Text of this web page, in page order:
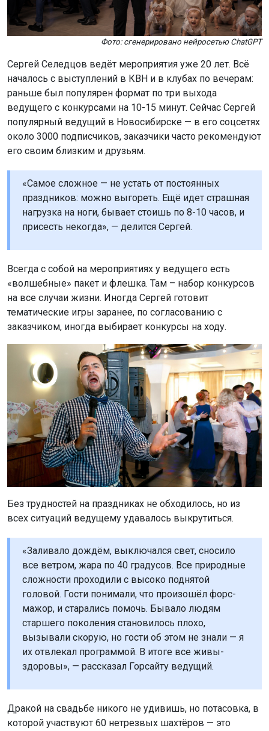
Фото: сгенерировано нейросетью ChatGPT
Сергей Селедцов ведёт мероприятия уже 20 лет. Всё
началось с выступлений в КВН и в клубах по вечерам:
раньше был популярен формат по три выхода
ведущего с конкурсами на 10-15 минут. Сейчас Сергей
популярный ведущий в Новосибирске — в его соцсетях
около 3000 подписчиков, заказчики часто рекомендуют
его своим близким и друзьям.
«Самое сложное — не устать от постоянных
праздников: можно выгореть. Ещё идет страшная
нагрузка на ноги, бывает стоишь по 8-10 часов, и
присесть некогда», — делится Сергей.
Всегда с собой на мероприятиях у ведущего есть
«волшебные» пакет и флешка. Там – набор конкурсов
на все случаи жизни. Иногда Сергей готовит
тематические игры заранее, по согласованию с
заказчиком, иногда выбирает конкурсы на ходу.
Без трудностей на праздниках не обходилось, но из
всех ситуаций ведущему удавалось выкрутиться.
«Заливало дождём, выключался свет, сносило
все ветром, жара по 40 градусов. Все природные
сложности проходили с высоко поднятой
головой. Гости понимали, что произошёл форс-
мажор, и старались помочь. Бывало людям
старшего поколения становилось плохо,
вызывали скорую, но гости об этом не знали — я
их отвлекал программой. В итоге все живы-
здоровы», — рассказал Горсайту ведущий.
Дракой на свадьбе никого не удивишь, но потасовка, в
которой участвуют 60 нетрезвых шахтёров — это